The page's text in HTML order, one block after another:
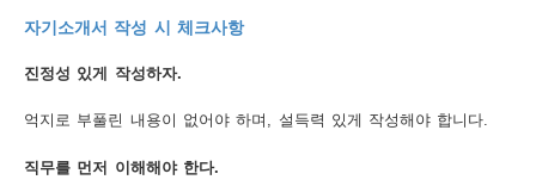
자기소개서 작성 시 체크사항
진정성 있게 작성하자.
억지로 부풀린 내용이 없어야 하며, 설득력 있게 작성해야 합니다.
직무를 먼저 이해해야 한다.
업